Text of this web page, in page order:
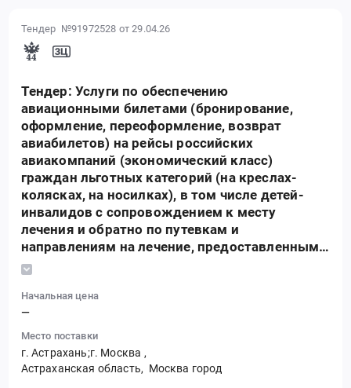
предоставленным органами исполнительной власти
субъектов Российской Федерации в сфере здравоохранения
2026 году
Тендер №91972528 от 29.04.26
Тендер: Услуги по обеспечению
авиационными билетами (бронирование,
оформление, переоформление, возврат
авиабилетов) на рейсы российских
авиакомпаний (экономический класс)
граждан льготных категорий (на креслах-
колясках, на носилках), в том числе детей-
инвалидов с сопровождением к месту
лечения и обратно по путевкам и
направлениям на лечение, предоставленным
органами исполнительной власти субъектов
здравоохранения 2026 году
Начальная цена
—
Место поставки
г. Астрахань;г. Москва ,
Астраханская область, Москва город